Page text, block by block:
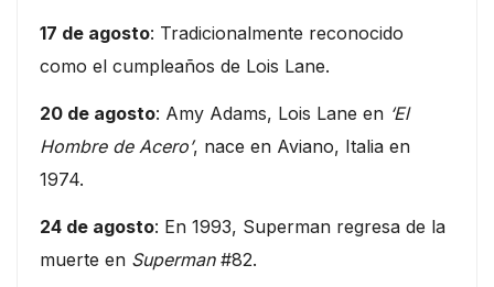
17 de agosto: Tradicionalmente reconocido
como el cumpleaños de Lois Lane.
20 de agosto: Amy Adams, Lois Lane en ‘El
Hombre de Acero’, nace en Aviano, Italia en
1974.
24 de agosto: En 1993, Superman regresa de la
muerte en Superman#82.